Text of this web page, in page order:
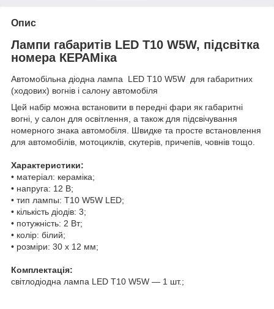
Опис
Лампи габаритів LED T10 W5W, підсвітка
номера КЕРАМіка
Автомобільна діодна лампа LED T10 W5W для габаритних
(ходових) вогнів і салону автомобіля
Цей набір можна встановити в передні фари як габаритні
вогні, у салон для освітлення, а також для підсвічування
номерного знака автомобіля. Швидке та просте встановлення
для автомобілів, мотоциклів, скутерів, причепів, човнів тощо.
Характеристики:
• матеріал: кераміка;
• напруга: 12 В;
• тип лампы: T10 W5W LED;
• кількість діодів: 3;
• потужність: 2 Вт;
• колір: білий;
• розміри: 30 х 12 мм;
Комплектація:
світлодіодна лампа LED T10 W5W — 1 шт.;